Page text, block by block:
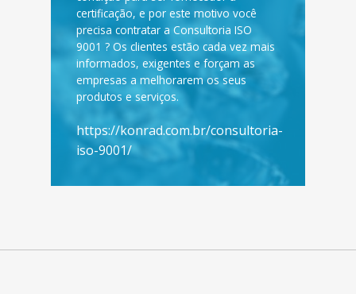
certificação, e por este motivo você
precisa contratar a Consultoria ISO
9001 ? Os clientes estão cada vez mais
informados, exigentes e forçam as
empresas a melhorarem os seus
produtos e serviços.
https://konrad.com.br/consultoria-
iso-9001/